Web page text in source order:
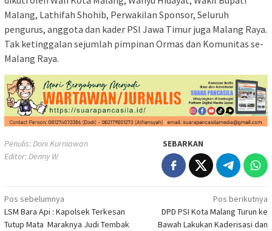
Malang, Lathifah Shohib, Perwakilan Sponsor, Seluruh
pengurus, anggota dan kader PSI Jawa Timur juga Malang Raya.
Tak ketinggalan sejumlah pimpinan Ormas dan Komunitas se-
Malang Raya.
Penulis: Doni Kurniawan
Editor: Denny W
SEBARKAN
Navigasi
pos
Pos sebelumnya
LSM Bara Api : Kapolsek Terkesan
Tutup Mata Maraknya Judi Tembak
Pos berikutnya
DPD PSI Kota Malang Turun ke
Bawah Lakukan Kaderisasi dan